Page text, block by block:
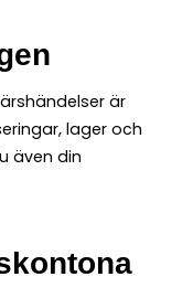
är
lager och
även din